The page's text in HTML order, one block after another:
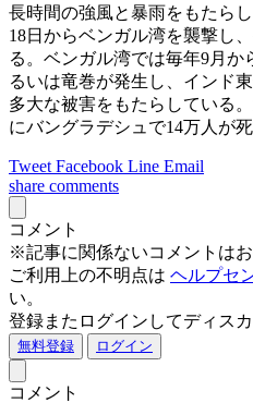
長時間の強風と暴雨をもたら
18日からベンガル湾を襲撃し
る。ベンガル湾では毎年9月か
るいは竜巻が発生し、インド
多大な被害をもたらしている
にバングラデシュで14万人が死
Tweet Facebook Line Email
share comments
コメント
※記事に関係ないコメントはお
ご利用上の不明点は ヘルプセ
い。
登録またログインしてディス
無料登録 ログイン
コメント